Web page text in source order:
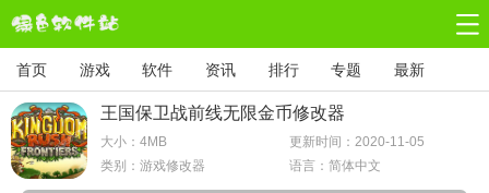
首页 游戏 软件 资讯 排行 专题 最新
王国保卫战前线无限金币修改器
大小： 4MB
更新时间：2020-11-05
类别：游戏修改器
语言：简体中文